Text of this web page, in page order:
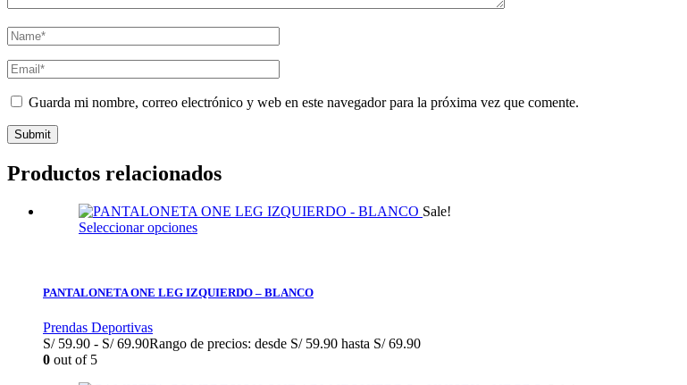
Guarda mi nombre, correo electrónico y web en este navegador para la próxima vez que comente.
Productos relacionados
Sale!
Seleccionar opciones
PANTALONETA ONE LEG IZQUIERDO – BLANCO
Prendas Deportivas
S/ 59.90 - S/ 69.90Rango de precios: desde S/ 59.90 hasta S/ 69.90
0 out of 5